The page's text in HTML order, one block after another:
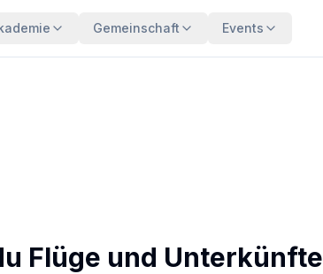
Gemeinschaft Events
Flüge und Unterkünfte